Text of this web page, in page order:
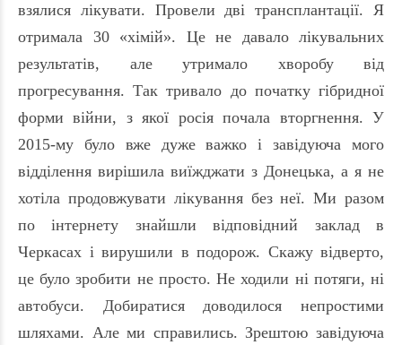
взялися лікувати. Провели дві трансплантації. Я
отримала 30 «хімій». Це не давало лікувальних
результатів, але утримало хворобу від
прогресування. Так тривало до початку гібридної
форми війни, з якої росія почала вторгнення. У
2015-му було вже дуже важко і завідуюча мого
відділення вирішила виїжджати з Донецька, а я не
хотіла продовжувати лікування без неї. Ми разом
по інтернету знайшли відповідний заклад в
Черкасах і вирушили в подорож. Скажу відверто,
це було зробити не просто. Не ходили ні потяги, ні
автобуси. Добиратися доводилося непростими
шляхами. Але ми справились. Зрештою завідуюча